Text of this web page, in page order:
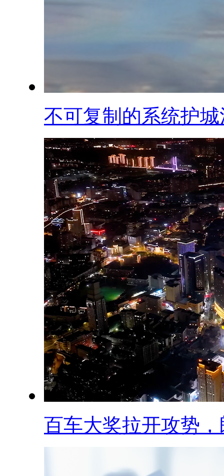
不可复制的系统护城
百车大奖拉开攻势，